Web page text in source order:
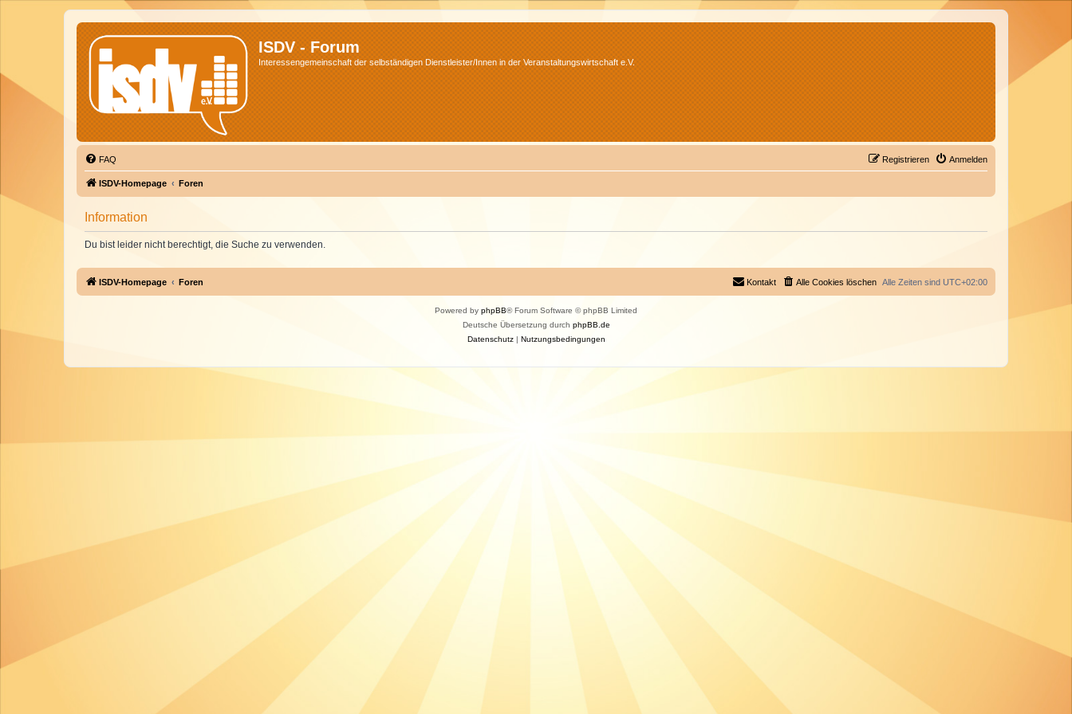
ISDV - Forum
Interessengemeinschaft der selbständigen Dienstleister/Innen in der Veranstaltungswirtschaft e.V.
FAQ Anmelden
Registrieren
ISDV-Homepage Foren
Information
Du bist leider nicht berechtigt, die Suche zu verwenden.
ISDV-Homepage Foren Alle Zeiten sind UTC+02:00
Alle Cookies löschen
Kontakt
Powered by phpBB® Forum Software © phpBB Limited
Deutsche Übersetzung durch phpBB.de
Datenschutz| Nutzungsbedingungen